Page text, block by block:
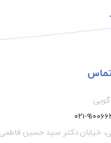
۰۲۱